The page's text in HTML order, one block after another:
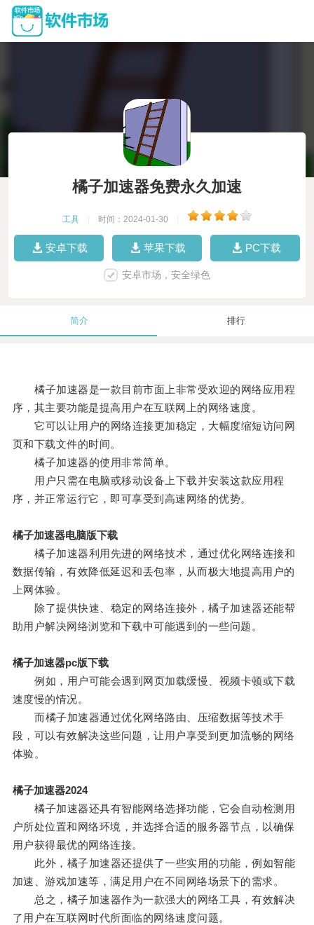
橘子加速器免费永久加速
工具 时间：2024-01-30
安卓下载 苹果下载 PC下载
安卓市场，安全绿色
简介 排行
橘子加速器是一款目前市面上非常受欢迎的网络应用程
序，其主要功能是提高用户在互联网上的网络速度。
它可以让用户的网络连接更加稳定，大幅度缩短访问网
页和下载文件的时间。
橘子加速器的使用非常简单。
用户只需在电脑或移动设备上下载并安装这款应用程
序，并正常运行它，即可享受到高速网络的优势。
橘子加速器电脑版下载
橘子加速器利用先进的网络技术，通过优化网络连接和
数据传输，有效降低延迟和丢包率，从而极大地提高用户的
上网体验。
除了提供快速、稳定的网络连接外，橘子加速器还能帮
助用户解决网络浏览和下载中可能遇到的一些问题。
橘子加速器pc版下载
例如，用户可能会遇到网页加载缓慢、视频卡顿或下载
速度慢的情况。
而橘子加速器通过优化网络路由、压缩数据等技术手
段，可以有效解决这些问题，让用户享受到更加流畅的网络
体验。
橘子加速器2024
橘子加速器还具有智能网络选择功能，它会自动检测用
户所处位置和网络环境，并选择合适的服务器节点，以确保
用户获得最优的网络连接。
此外，橘子加速器还提供了一些实用的功能，例如智能
加速、游戏加速等，满足用户在不同网络场景下的需求。
总之，橘子加速器作为一款强大的网络工具，有效解决
了用户在互联网时代所面临的网络速度问题。